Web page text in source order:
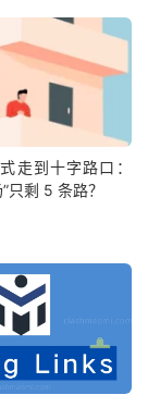
走到十字路口：
只剩 5 条路？